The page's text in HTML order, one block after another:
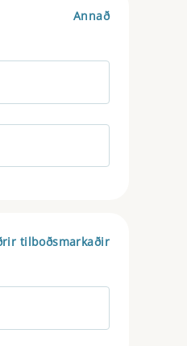
Annað
tilboðsmarkaðir